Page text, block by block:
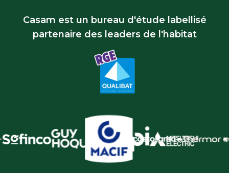
Casam est un bureau d'étude labellisé
partenaire des leaders de l'habitat